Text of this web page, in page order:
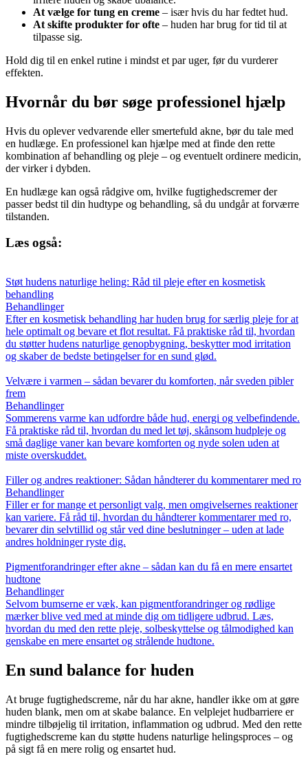
At vælge for tung en creme – især hvis du har fedtet hud.
At skifte produkter for ofte – huden har brug for tid til at
tilpasse sig.
Hold dig til en enkel rutine i mindst et par uger, før du vurderer
effekten.
Hvornår du bør søge professionel hjælp
Hvis du oplever vedvarende eller smertefuld akne, bør du tale med
en hudlæge. En professionel kan hjælpe med at finde den rette
kombination af behandling og pleje – og eventuelt ordinere medicin,
der virker i dybden.
En hudlæge kan også rådgive om, hvilke fugtighedscremer der
passer bedst til din hudtype og behandling, så du undgår at forværre
tilstanden.
Læs også:
Støt hudens naturlige heling: Råd til pleje efter en kosmetisk
behandling
Behandlinger
Efter en kosmetisk behandling har huden brug for særlig pleje for at
hele optimalt og bevare et flot resultat. Få praktiske råd til, hvordan
du støtter hudens naturlige genopbygning, beskytter mod irritation
og skaber de bedste betingelser for en sund glød.
Velvære i varmen – sådan bevarer du komforten, når sveden pibler
frem
Behandlinger
Sommerens varme kan udfordre både hud, energi og velbefindende.
Få praktiske råd til, hvordan du med let tøj, skånsom hudpleje og
små daglige vaner kan bevare komforten og nyde solen uden at
miste overskuddet.
Filler og andres reaktioner: Sådan håndterer du kommentarer med ro
Behandlinger
Filler er for mange et personligt valg, men omgivelsernes reaktioner
kan variere. Få råd til, hvordan du håndterer kommentarer med ro,
bevarer din selvtillid og står ved dine beslutninger – uden at lade
andres holdninger ryste dig.
Pigmentforandringer efter akne – sådan kan du få en mere ensartet
hudtone
Behandlinger
Selvom bumserne er væk, kan pigmentforandringer og rødlige
mærker blive ved med at minde dig om tidligere udbrud. Læs,
hvordan du med den rette pleje, solbeskyttelse og tålmodighed kan
genskabe en mere ensartet og strålende hudtone.
En sund balance for huden
At bruge fugtighedscreme, når du har akne, handler ikke om at gøre
huden blank, men om at skabe balance. En velplejet hudbarriere er
mindre tilbøjelig til irritation, inflammation og udbrud. Med den rette
fugtighedscreme kan du støtte hudens naturlige helingsproces – og
på sigt få en mere rolig og ensartet hud.